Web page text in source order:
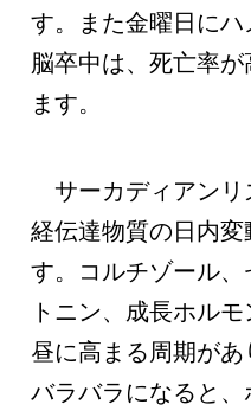
す。また金曜日に
脳卒中は、死亡率
ます。
サーカディアンリ
経伝達物質の日内変
す。コルチゾール
トニン、成長ホル
昼に高まる周期が
バラバラになると